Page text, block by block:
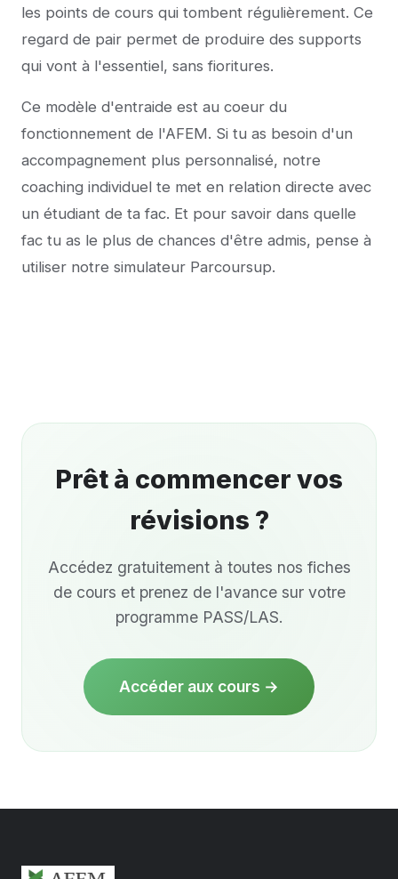
les points de cours qui tombent régulièrement. Ce
regard de pair permet de produire des supports
qui vont à l'essentiel, sans fioritures.
Ce modèle d'entraide est au coeur du
fonctionnement de l'AFEM. Si tu as besoin d'un
accompagnement plus personnalisé, notre
coaching individuel te met en relation directe avec
un étudiant de ta fac. Et pour savoir dans quelle
fac tu as le plus de chances d'être admis, pense à
utiliser notre simulateur Parcoursup.
Prêt à commencer vos
révisions ?
Accédez gratuitement à toutes nos fiches
de cours et prenez de l'avance sur votre
programme PASS/LAS.
Accéder aux cours →